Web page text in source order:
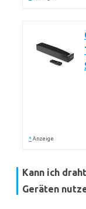
* Anzeige
Kann ich
Geräten